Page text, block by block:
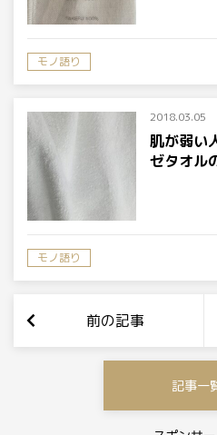
モノ語り
2018.03.05
肌が弱い
ゼタオル
モノ語り
前の記事
記事一